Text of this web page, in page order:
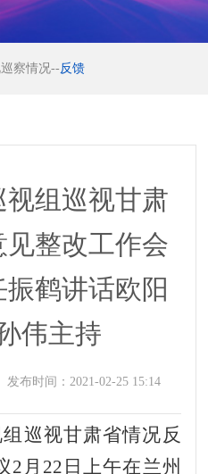
巡察情况-- 反馈
组巡视甘肃
整改工作会
鹤讲话欧阳
伟主持
布时间： 2021-02-25 15:14
巡视甘肃省情况反
2月22日上午在兰州